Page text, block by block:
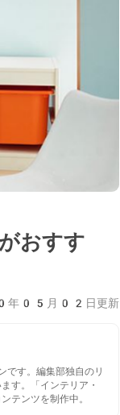
おすす
05月02日更新
です。編集部独自のリ
す。「インテリア・
テンツを制作中。